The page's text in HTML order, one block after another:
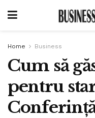
Home Business
Cum să
pentru